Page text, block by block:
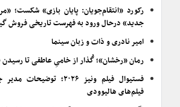
رکورد «انتقام‌جویان: پایان بازی» شکست؛
جدید» درحال ورود به فهرست تاریخی فروش
امیر نادری و ذات و زبان سینما
رمان «رخشان»؛ گُذار از خامیِ عاطفی تا رسیدن
فستیوال فیلم ونیز ۲۰۲۶؛
فیلم‌های هالیوودی